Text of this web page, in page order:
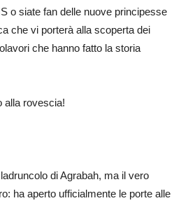
o siate fan delle nuove principesse
che vi porterà alla scoperta dei
che hanno fatto la storia
alla rovescia!
di Agrabah, ma il vero
ha aperto ufficialmente le porte alle